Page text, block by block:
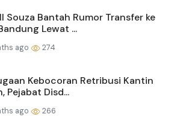
Souza Bantah Rumor Transfer ke
Lewat ...
ago 274
Kebocoran Retribusi Kantin
Pejabat Disd...
ago 266